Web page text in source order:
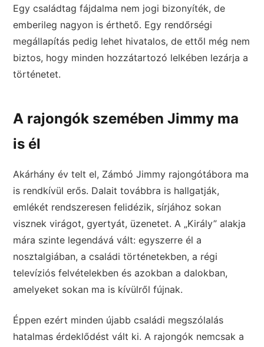
Egy családtag fájdalma nem jogi bizonyíték, de
emberileg nagyon is érthető. Egy rendőrségi
megállapítás pedig lehet hivatalos, de ettől még nem
biztos, hogy minden hozzátartozó lelkében lezárja a
történetet.
A rajongók szemében Jimmy ma
is él
Akárhány év telt el, Zámbó Jimmy rajongótábora ma
is rendkívül erős. Dalait továbbra is hallgatják,
emlékét rendszeresen felidézik, sírjához sokan
visznek virágot, gyertyát, üzenetet. A „Király” alakja
mára szinte legendává vált: egyszerre él a
nosztalgiában, a családi történetekben, a régi
televíziós felvételekben és azokban a dalokban,
amelyeket sokan ma is kívülről fújnak.
Éppen ezért minden újabb családi megszólalás
hatalmas érdeklődést vált ki. A rajongók nemcsak a